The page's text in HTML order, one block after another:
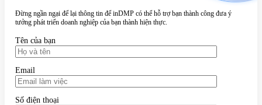
Đừng ngần ngại để lại thông tin để inDMP có thể hỗ trợ bạn thành công đưa ý
tưởng phát triển doanh nghiệp của bạn thành hiện thực.
Tên của bạn
Email
Số điện thoại